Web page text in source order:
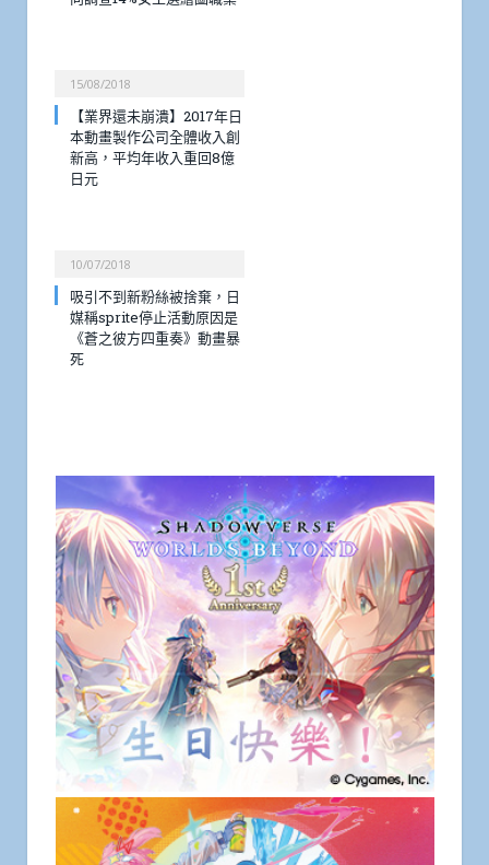
15/08/2018
【業界還未崩潰】2017年日
本動畫製作公司全體收入創
新高，平均年收入重回8億
日元
10/07/2018
吸引不到新粉絲被捨棄，日
媒稱sprite停止活動原因是
《蒼之彼方四重奏》動畫暴
死